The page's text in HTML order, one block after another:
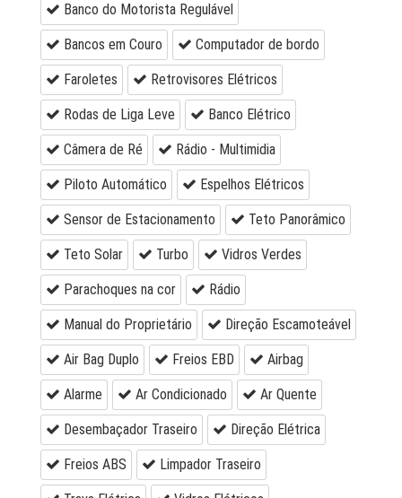
Banco do Motorista Regulável
Bancos em Couro Computador de bordo
Faroletes Retrovisores Elétricos
Rodas de Liga Leve Banco Elétrico
Câmera de Ré Rádio - Multimidia
Piloto Automático Espelhos Elétricos
Sensor de Estacionamento Teto Panorâmico
Teto Solar Turbo Vidros Verdes
Parachoques na cor Rádio
Manual do Proprietário Direção Escamoteável
Air Bag Duplo Freios EBD Airbag
Alarme Ar Condicionado Ar Quente
Desembaçador Traseiro Direção Elétrica
Freios ABS Limpador Traseiro